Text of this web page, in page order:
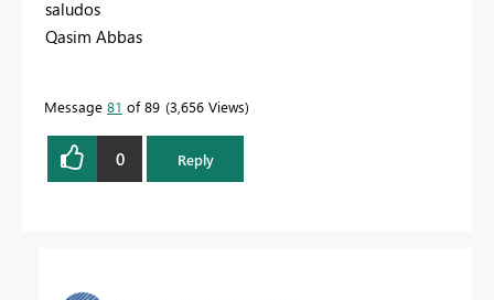
saludos
Qasim Abbas
Message 81 of 89 3,656 Views
0 Reply